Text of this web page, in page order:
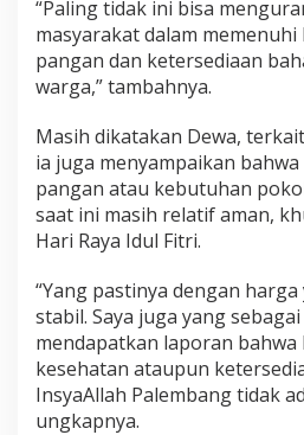
“Paling tidak ini bisa
masyarakat dalam
pangan dan ketersediaan
warga,” tambahnya.
Masih dikatakan Dewa,
ia juga menyampaikan
pangan atau kebutuhan
saat ini masih relatif aman,
Hari Raya Idul Fitri.
“Yang pastinya dengan
stabil. Saya juga yang
mendapatkan laporan bahwa
kesehatan ataupun
InsyaAllah Palembang tidak
ungkapnya.